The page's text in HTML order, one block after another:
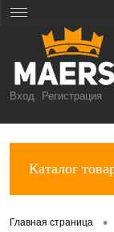
Вход Регистрация
Каталог
Главная страница •